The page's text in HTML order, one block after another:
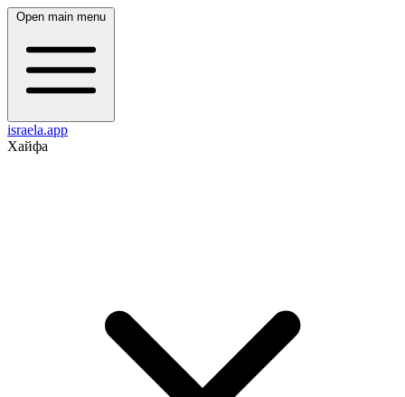
Open main menu
israela.app
Хайфа